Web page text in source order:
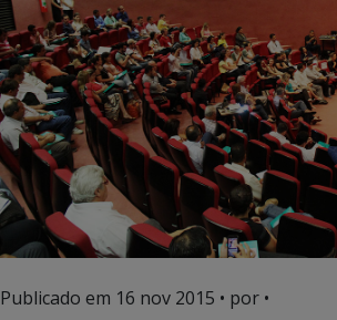
Publicado em 16 nov 2015 • por •